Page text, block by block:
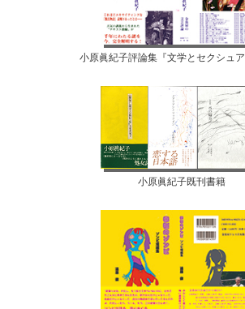
小原眞紀子評論集『文学とセクシュア
小原眞紀子既刊書籍